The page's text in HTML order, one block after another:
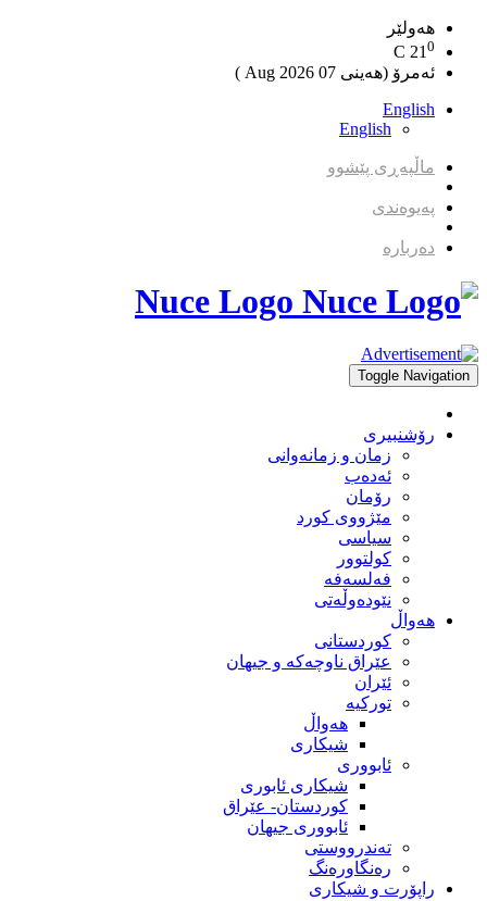
هەولێر
21 0
ئەمرۆ (هەینی 07 2026 Aug )
English
English
ماڵپەڕی پێشوو
پەیوەندی
دەربارە
Nuce Logo
Toggle Navigation
رۆشنبیری
زمان و زمانه‌وانی
ئەدەب
رۆمان
مێژووى کورد
سیاسى
کولتوور
فەلسەفە
نێودەوڵەتی
هەواڵ
کوردستانی
عێراق ناوچەکە و جیهان
ئێران
تورکیە
هەواڵ
شیکاری
ئابووری
شیکاری ئابوری
کوردستان- عێراق
ئابووری جیهان
تەندرووستی
رەنگاورەنگ
راپۆرت و شیکاری